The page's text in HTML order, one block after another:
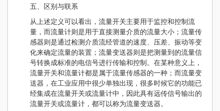
五、区别与联系
从上述定义可以看出，流量开关主要用于监控和控制流
量，而流量计则是用于直接测量介质的流量大小；流量传
感器则是通过检测介质流经管道的速度、压差、振动等变
化来确定流量的装置；流量变送器则是把测量到的流量信
号转换成标准的电信号进行传输和控制。在某种意义上，
流量开关和流量计都是属于流量传感器的一种；而流量变
送器，在工业应用中很少单独出现，很多时候它的功能已
经集成在流量开关或流量计中，因此具有远传信号输出的
流量开关或流量计，都可以称为流量变送器。